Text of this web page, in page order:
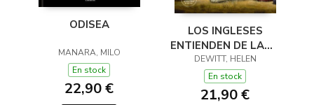
ODISEA
MANARA, MILO
En stock
22,90 €
LOS INGLESES
ENTIENDEN DE LANA
(Y OTROS TRUCOS)
DEWITT, HELEN
En stock
21,90 €